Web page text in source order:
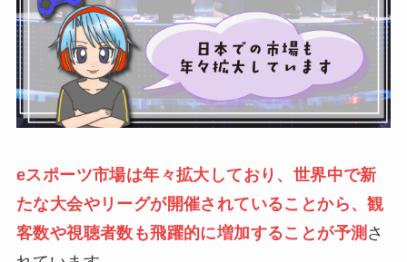
eスポーツ市場は年々拡大しており、世界中で新
たな大会やリーグが開催されていることから、観
客数や視聴者数も飛躍的に増加することが予測 さ